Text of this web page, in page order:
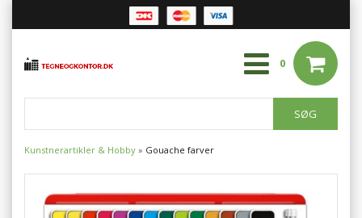
0
Kunstnerartikler & Hobby » Gouache farver